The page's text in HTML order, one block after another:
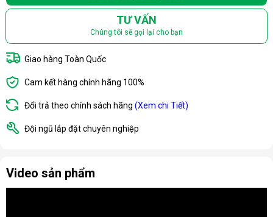
TƯ VẤN
Chúng tôi sẽ gọi lại cho bạn
Giao hàng Toàn Quốc
Cam kết hàng chính hãng 100%
Đổi trả theo chính sách hãng (Xem chi Tiết)
Đội ngũ lắp đặt chuyên nghiệp
Video sản phẩm